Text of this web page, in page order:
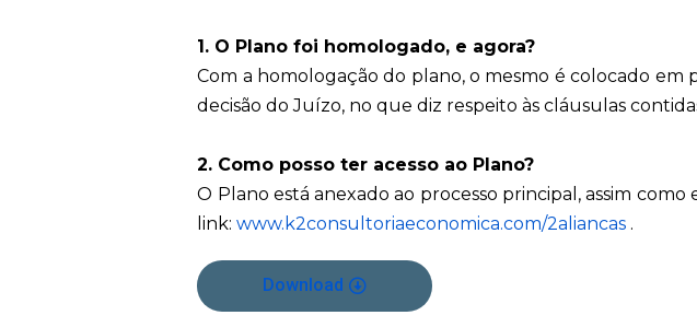
1. O Plano foi homologado, e agora?
Com a homologação do plano, o mesmo é colocado em
decisão do Juízo, no que diz respeito às cláusulas
2. Como posso ter acesso ao Plano?
O Plano está anexado ao processo principal, assim
link:www.k2consultoriaeconomica.com/2aliancas .
Download